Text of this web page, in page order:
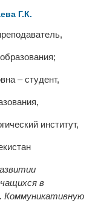
Г.К.
– студент,
институт,
в
Коммуникативную